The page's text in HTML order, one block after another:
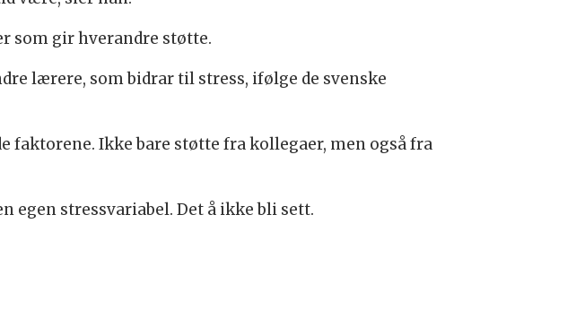
som gir hverandre støtte.
lærere, som bidrar til stress, ifølge de svenske
faktorene. Ikke bare støtte fra kollegaer, men også fra
egen stressvariabel. Det å ikke bli sett.